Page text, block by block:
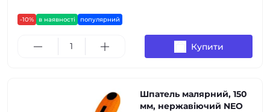
-10% в наявності популярний
Купити
Шпатель малярний, 150
мм, нержавіючий NEO